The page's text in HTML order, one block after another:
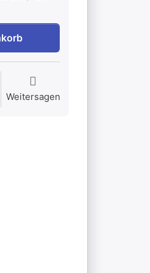
500/20 (inkl. Ladegerät) zu
Weitersagen